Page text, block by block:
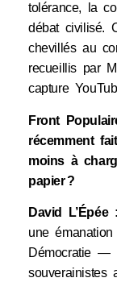
tolérance, la
débat civilisé.
chevillés au
recueillis par
capture
Front
récemment
moins à
papier ?
David L’Épée :
une
Démocratie —